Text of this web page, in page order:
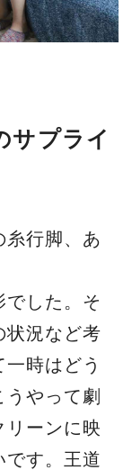
サプライ
行脚、あ
でした。そ
状況など考
時はどう
やって劇
リーンに映
です。王道